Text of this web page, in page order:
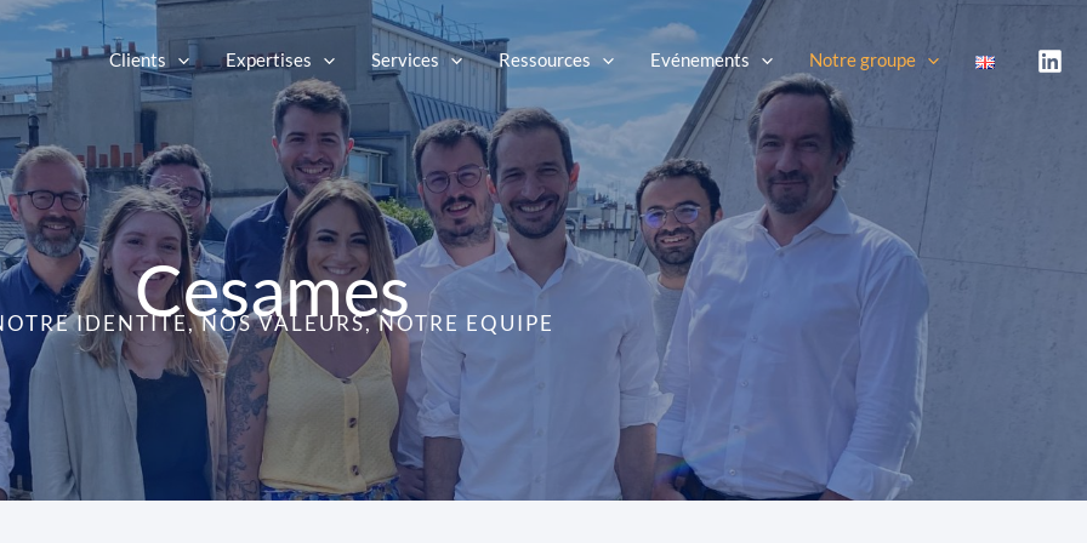
Clients Expertises Services Ressources Evénements Notre groupe
Cesames
IDENTITE, NOS VALEURS, NOTRE EQUIPE